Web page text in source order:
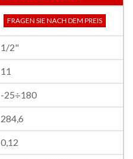
FRAGEN SIE NACH DEM PREIS
1/2"
11
-25÷180
284,6
0,12